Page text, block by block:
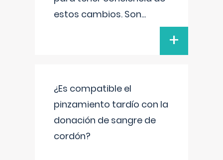
estos cambios. Son...
+
¿Es compatible el
pinzamiento tardío con la
donación de sangre de
cordón?